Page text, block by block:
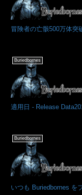
冒険者の亡骸500万体突
Buriedbornes
適用日 - Release
Buriedbornes
いつも Buriedbornes を